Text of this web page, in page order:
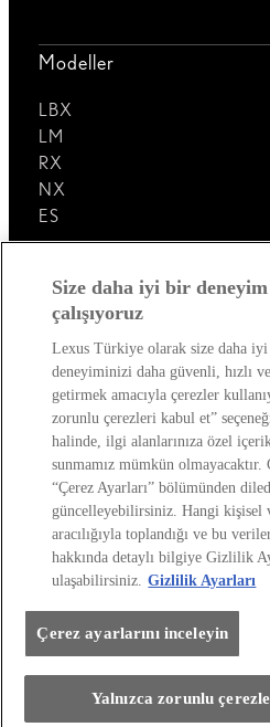
Modeller
LBX
LM
RX
NX
ES
Lexus'u Keşfedin!
Satış Sonrası
Lexus Dünyası
Site PolitikasıKişisel Veri
Kişisel Verilerin Korunması
Yakıt Ekonomisi Ve Co2
Web Sitesi Erişilebilirlik Beyanı
Her hakkı saklıdır. © Lexus
Size daha iyi bir
çalışıyoruz
Lexus Türkiye olarak size daha
deneyiminizi daha güvenli, hızlı
getirmek amacıyla çerezler
zorunlu çerezleri kabul et”
halinde, ilgi alanlarınıza özel
sunmamız mümkün
“Çerez Ayarları” bölümünden
güncelleyebilirsiniz. Hangi kişisel
aracılığıyla toplandığı ve bu
hakkında detaylı bilgiye Gizlilik
ulaşabilirsiniz. Gizlilik Ayarları
Çerez ayarlarını inceleyin
Yalnızca zorunlu